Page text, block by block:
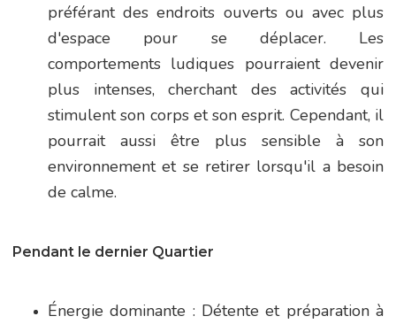
préférant des endroits ouverts ou avec plus
d'espace pour se déplacer. Les
comportements ludiques pourraient devenir
plus intenses, cherchant des activités qui
stimulent son corps et son esprit. Cependant, il
pourrait aussi être plus sensible à son
environnement et se retirer lorsqu'il a besoin
de calme.
Pendant le dernier Quartier
Énergie dominante : Détente et préparation à